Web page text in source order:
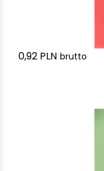
0,92 PLN brutto